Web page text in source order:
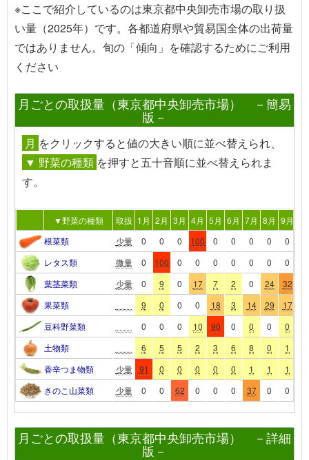
※ここで紹介しているのは東京都中央卸売市場の取り扱
い量（2025年）です。各都道府県や貿易国全体の出荷量
ではありません。旬の「傾向」を確認するためにご利用
ください
月ごとの取扱量（東京都中央卸売市場） －簡易
版－
月 をクリックすると値の大きい順に並べ替えられ、
▼ 野菜の種類 を押すと五十音順に並べ替えられま
す。
▼野菜の種類 取扱 1月 2月 3月 4月 5月 6月 7月 8月 9月
根菜類
少量 0 0 0 100 0 0 0 0 0
レタス類
微量 0 100 0 0 0 0 0 0 0
葉茎菜類
少量 0 9 0 17 7 2 0 24 32
果菜類
9 0 0 0 18 3 14 29 17
豆科野菜類
0 0 0 10 90 0 0 0 0
土物類
6 5 5 2 3 6 8 0 1
香辛つま物類
少量 91 0 0 0 0 0 1 1 1
きのこ山菜類
少量 0 0 62 0 0 0 37 0 0
月ごとの取扱量（東京都中央卸売市場） －詳細
版－